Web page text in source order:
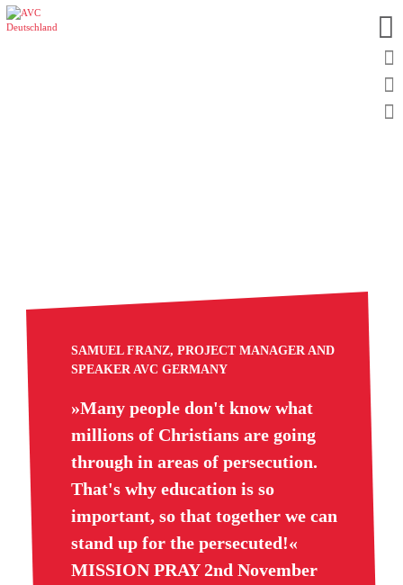
SAMUEL FRANZ, PROJECT MANAGER AND
SPEAKER AVC GERMANY
»Many people don't know what
millions of Christians are going
through in areas of persecution.
That's why education is so
important, so that together we can
stand up for the persecuted!«
MISSION PRAY 2nd November